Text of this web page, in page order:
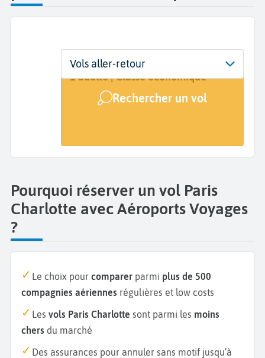
Départ
Paris (PAR)
Dates
Dates de votre voyage
Voyageurs | Classe
1 adulte | Classe économique
Rechercher un vol
Vols aller-retour
Pourquoi réserver un vol Paris
Charlotte avec Aéroports Voyages
?
Le choix pour comparer parmi plus de 500
compagnies aériennes régulières et low costs
Les vols Paris Charlotte sont parmi les moins
chers du marché
Des assurances pour annuler sans motif jusqu’à